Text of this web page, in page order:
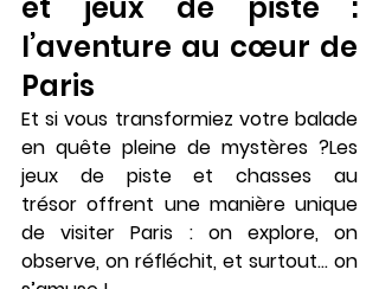
et jeux de piste :
l’aventure au cœur de
Paris
Et si vous transformiez votre balade
en quête pleine de mystères ?
jeux de piste et chasses au
trésor offrent une manière unique
de visiter Paris : on explore, on
observe, on réfléchit, et surtout… on